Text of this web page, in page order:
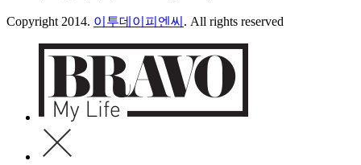
Copyright 2014. 이투데이피엔씨 . All rights reserved